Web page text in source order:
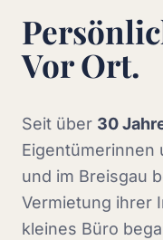
Vor Ort.
Seit über 30
Eigentümerinnen
und im Breisgau
Vermietung ihrer
kleines Büro